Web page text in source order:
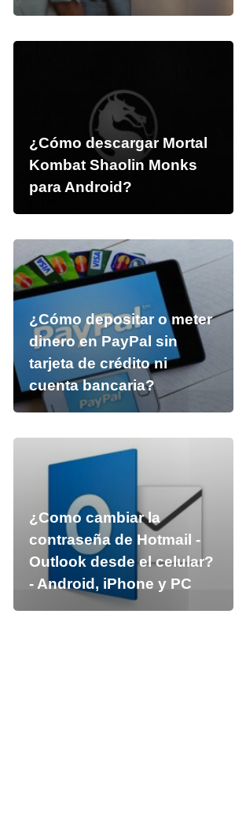
¿Cómo descargar Mortal
Kombat Shaolin Monks
para Android?
¿Cómo depositar o meter
dinero en PayPal sin
tarjeta de crédito ni
cuenta bancaria?
¿Como cambiar la
contraseña de Hotmail -
Outlook desde el celular?
- Android, iPhone y PC